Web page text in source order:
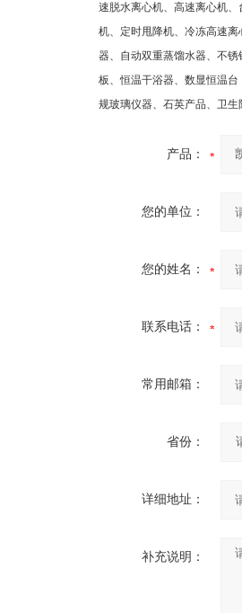
速脱水离心机、高速离心机
机、定时甩降机、冷冻高速
器、自动双重蒸馏水器、不
板、恒温干浴器、数显恒温
规玻璃仪器、石英产品、卫
产品：
您的单位：
您的姓名：
联系电话：
常用邮箱：
省份：
详细地址：
补充说明：